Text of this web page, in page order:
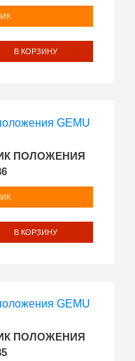
В КОРЗИНУ
ПОЛОЖЕНИЯ
В КОРЗИНУ
ПОЛОЖЕНИЯ